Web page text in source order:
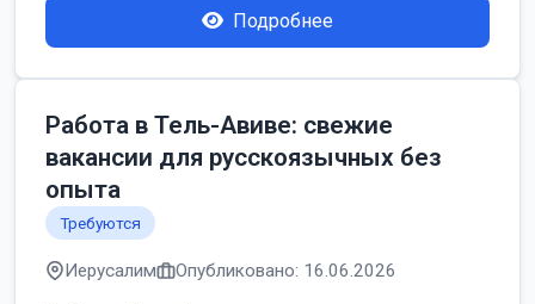
Подробнее
Работа в Тель-Авиве: свежие
вакансии для русскоязычных без
опыта
Требуются
Иерусалим Опубликовано: 16.06.2026